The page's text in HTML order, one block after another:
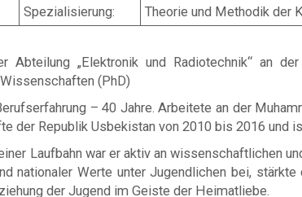
Spezialisierung:
Theorie und Methodik der
„Elektronik und Radiotechnik“ an der
(PhD)
– 40 Jahre. Arbeitete an der
der Republik Usbekistan von 2010 bis 2016 und
Laufbahn war er aktiv an wissenschaftlichen
nationaler Werte unter Jugendlichen bei,
der Jugend im Geiste der Heimatliebe.